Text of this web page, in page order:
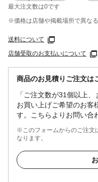
最大注文数は0です
※価格は​店舗や​掲載場所で​異なる​
送料について
店舗受取のお支払いについて
商品のお見積りご注文は
「ご注文数が31個以上
お買い上げご希望のお客
す。こちらよりお問い合
※このフォームからのご注文
なります。